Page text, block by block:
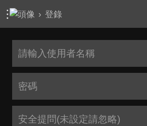
› 登錄
安全提問(未設定請忽略)